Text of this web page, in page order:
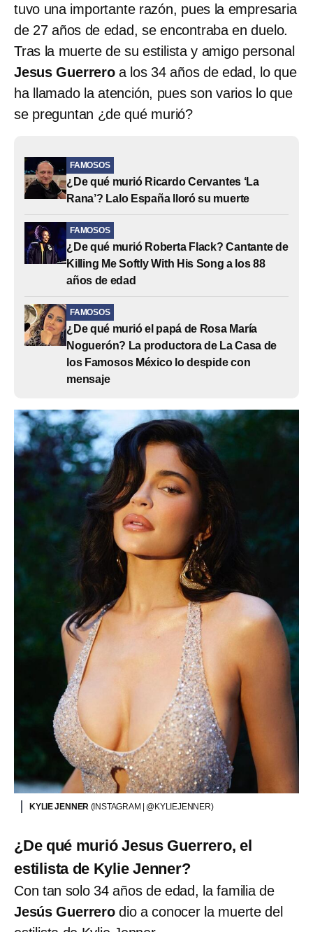
tuvo una importante razón, pues la empresaria
de 27 años de edad, se encontraba en duelo.
Tras la muerte de su estilista y amigo personal
Jesus Guerreroa los 34 años de edad, lo que
ha llamado la atención, pues son varios lo que
se preguntan ¿de qué murió?
FAMOSOS
¿De qué murió Ricardo Cervantes ‘La
Rana’? Lalo España lloró su muerte
FAMOSOS
¿De qué murió Roberta Flack? Cantante de
Killing Me Softly With His Song a los 88
años de edad
FAMOSOS
¿De qué murió el papá de Rosa María
Noguerón? La productora de La Casa de
los Famosos México lo despide con
mensaje
KYLIE JENNER (INSTAGRAM | @KYLIEJENNER)
¿De qué murió Jesus Guerrero, el
estilista de Kylie Jenner?
Con tan solo 34 años de edad, la familia de
Jesús Guerrerodio a conocer la muerte del